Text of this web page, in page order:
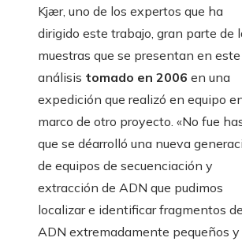
Kjær, uno de los expertos que ha
dirigido este trabajo, gran parte de
muestras que se presentan en este
análisis tomado en 2006 en una
expedición que realizó en equipo
marco de otro proyecto. «No fue
que se déarrolló una nueva
de equipos de secuenciación y
extracción de ADN que pudimos
localizar e identificar fragmentos de
ADN extremadamente pequeños y